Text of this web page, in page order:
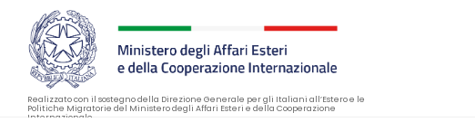
Realizzato con il sostegno della Direzione Generale per gli Italiani all’Estero e le
Politiche Migratorie del Ministero degli Affari Esteri e della Cooperazione
Internazionale